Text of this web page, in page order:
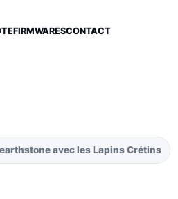
FIRMWARESCONTACT
avec les Lapins Crétins